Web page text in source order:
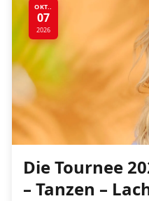
OKT..
07
2026
Die Tournee
– Tanzen –